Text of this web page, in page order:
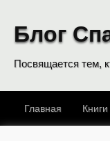
Блог
Посвящается тем,
Главная Книги